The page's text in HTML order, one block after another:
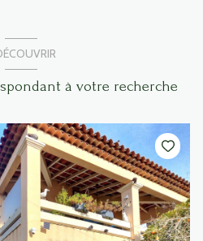
à votre recherche